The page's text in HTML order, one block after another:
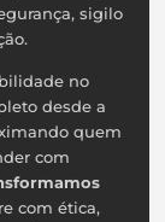
sigilo
no
desde a
quem
com
com ética,